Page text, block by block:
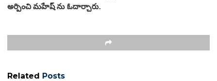
అర్పించి మహేష్ ను ఓదార్చారు.
Related Posts